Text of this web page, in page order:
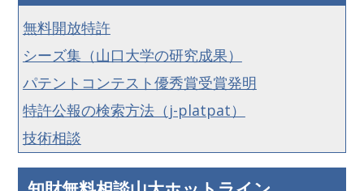
無料開放特許
シーズ集（山口大学の研究成果）
パテントコンテスト優秀賞受賞発明
特許公報の検索方法（j-platpat）
技術相談